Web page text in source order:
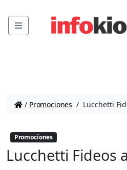
Menu
/ Promociones / Lucchetti
Promociones
Lucchetti Fideos